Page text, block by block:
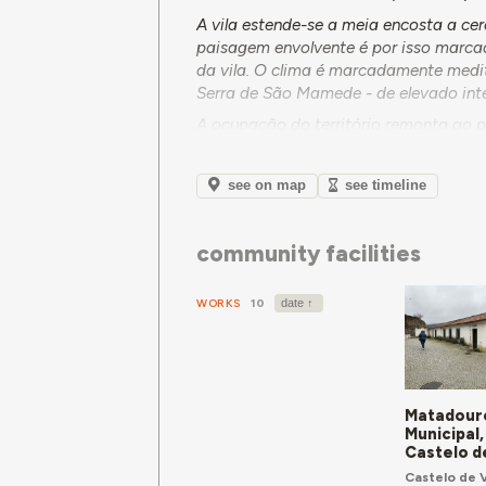
A vila estende-se a meia encosta a
paisagem envolvente é por isso
da vila. O clima é marcadamente
Serra de São Mamede - de elevado
A ocupação do território remonta ao
diante. Nesse sentido, o concelho
necrópole megalítica dos Coureleiros
Em termos económicos predominam
hortícolas intensivas, pousio, olival,
bovinos e ovinos. O setor terciário,
No que se refere a equipamentos de
nesta plataforma, destacam-se na
, bem como os
. Nas freguesias, o
see on map see timeline
community facilities
WORKS 10
Municipal,
Castelo
Castelo de